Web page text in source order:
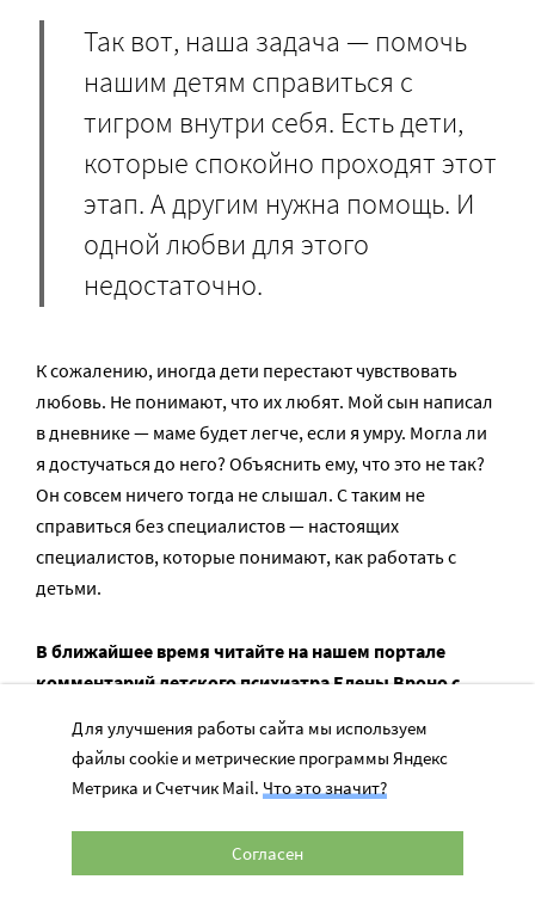
Так вот, наша задача — помочь
нашим детям справиться с
тигром внутри себя. Есть дети,
которые спокойно проходят этот
этап. А другим нужна помощь. И
одной любви для этого
недостаточно.
К сожалению, иногда дети перестают чувствовать
любовь. Не понимают, что их любят. Мой сын написал
в дневнике — маме будет легче, если я умру. Могла ли
я достучаться до него? Объяснить ему, что это не так?
Он совсем ничего тогда не слышал. С таким не
справиться без специалистов — настоящих
специалистов, которые понимают, как работать с
детьми.
В ближайшее время читайте на нашем портале
комментарий детского психиатра Елены Вроно с
Иллюстрации Екатерины Ватель
ВАМ ВАЖНО, ЧТОБЫ РАЗГОВОР НА ЭТУ
Для улучшения работы сайта мы используем
файлы cookie и метрические программы Яндекс
Метрика и Счетчик Mail. Что это значит?
Согласен